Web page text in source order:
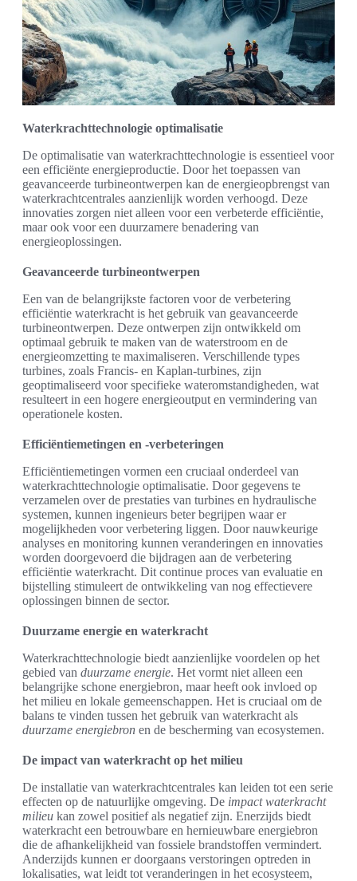
Waterkrachttechnologie optimalisatie
De optimalisatie van waterkrachttechnologie is essentieel voor
een efficiënte energieproductie. Door het toepassen van
geavanceerde turbineontwerpen kan de energieopbrengst van
waterkrachtcentrales aanzienlijk worden verhoogd. Deze
innovaties zorgen niet alleen voor een verbeterde efficiëntie,
maar ook voor een duurzamere benadering van
energieoplossingen.
Geavanceerde turbineontwerpen
Een van de belangrijkste factoren voor de verbetering
efficiëntie waterkracht is het gebruik van geavanceerde
turbineontwerpen. Deze ontwerpen zijn ontwikkeld om
optimaal gebruik te maken van de waterstroom en de
energieomzetting te maximaliseren. Verschillende types
turbines, zoals Francis- en Kaplan-turbines, zijn
geoptimaliseerd voor specifieke wateromstandigheden, wat
resulteert in een hogere energieoutput en vermindering van
operationele kosten.
Efficiëntiemetingen en -verbeteringen
Efficiëntiemetingen vormen een cruciaal onderdeel van
waterkrachttechnologie optimalisatie. Door gegevens te
verzamelen over de prestaties van turbines en hydraulische
systemen, kunnen ingenieurs beter begrijpen waar er
mogelijkheden voor verbetering liggen. Door nauwkeurige
analyses en monitoring kunnen veranderingen en innovaties
worden doorgevoerd die bijdragen aan de verbetering
efficiëntie waterkracht. Dit continue proces van evaluatie en
bijstelling stimuleert de ontwikkeling van nog effectievere
oplossingen binnen de sector.
Duurzame energie en waterkracht
Waterkrachttechnologie biedt aanzienlijke voordelen op het
gebied van duurzame energie. Het vormt niet alleen een
belangrijke schone energiebron, maar heeft ook invloed op
het milieu en lokale gemeenschappen. Het is cruciaal om de
balans te vinden tussen het gebruik van waterkracht als
duurzame energiebron en de bescherming van ecosystemen.
De impact van waterkracht op het milieu
De installatie van waterkrachtcentrales kan leiden tot een serie
effecten op de natuurlijke omgeving. De impact waterkracht
milieu kan zowel positief als negatief zijn. Enerzijds biedt
waterkracht een betrouwbare en hernieuwbare energiebron
die de afhankelijkheid van fossiele brandstoffen vermindert.
Anderzijds kunnen er doorgaans verstoringen optreden in
lokalisaties, wat leidt tot veranderingen in het ecosysteem,